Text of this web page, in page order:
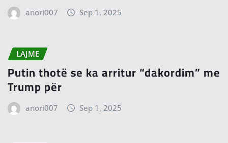
anori007 Sep 1, 2025
LAJME
Putin thotë se ka arritur “dakordim” me
Trump për
anori007 Sep 1, 2025